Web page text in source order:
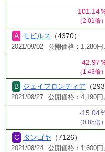
101.14％
（2.01倍）
モビルス （4370）
2021/09/02 公開価格：1,280円
42.97％
（1.43倍）
ジェイフロンティア （
2021/08/27 公開価格：4,190円
-15.04％
（0.85倍）
タンゴヤ （7126）
2021/08/24 公開価格：1,600円